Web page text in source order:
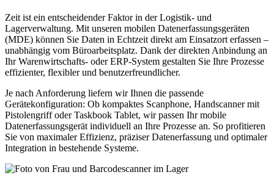
Zeit ist ein entscheidender Faktor in derLogistik- und
Lagerverwaltung. Mit unseren mobilen Datenerfassungsgeräten
(MDE) können Sie Daten in Echtzeit direkt am Einsatzort erfassen –
unabhängig vom Büroarbeitsplatz. Dank derdirekten Anbindung an
Ihr Warenwirtschafts- oder ERP-System gestalten Sie Ihre Prozesse
effizienter, flexibler und benutzerfreundlicher.
Je nach Anforderung liefern wir Ihnen die passende
Gerätekonfiguration: Ob kompaktes Scanphone, Handscanner mit
PistolengriffoderTaskbook Tablet, wir passen Ihrmobile
Datenerfassungsgerät individuell an Ihre Prozesse an. So profitieren
Sie von maximaler Effizienz, präziser Datenerfassung und optimaler
Integration in bestehende Systeme.